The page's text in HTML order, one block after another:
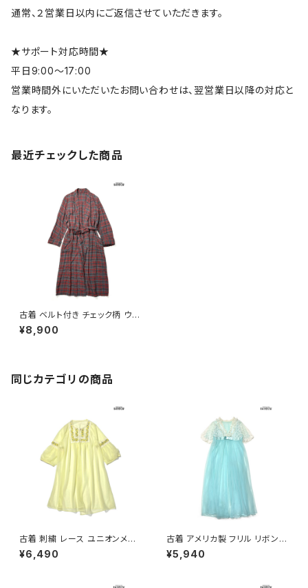
通常、２営業日以内にご返信させていただきます。
★サポート対応時間★
平日9:00～17:00
営業時間外にいただいたお問い合わせは、翌営業日以降の対応と
なります。
最近チェックした商品
古着 ベルト付き チェック柄 ウー
ル 長袖 アウター ガウン 羽織り
赤 グレー (ttu2512047)
¥8,900
同じカテゴリの商品
古着 刺繍 レース ユニオンメイ
ド 無地 ナイロン 長袖 アウター
羽織り 黄 (ttu2603055)
¥6,490
古着 アメリカ製 フリル リボン
レース 無地 半袖 アウター 羽織
り 水色 (ttu2604042)
¥5,940